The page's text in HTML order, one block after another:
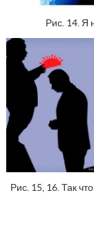
Рис. 14. Я
Рис. 15, 16. Так